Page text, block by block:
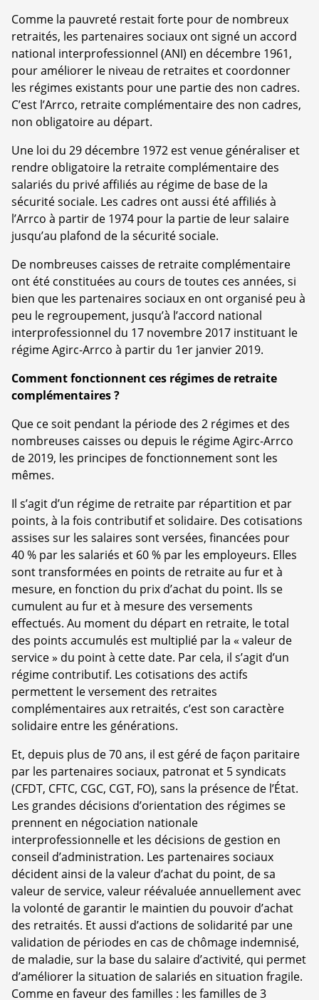
Comme la pauvreté restait forte pour de nombreux
retraités, les partenaires sociaux ont signé un accord
national interprofessionnel (ANI) en décembre 1961,
pour améliorer le niveau de retraites et coordonner
les régimes existants pour une partie des non cadres.
C’est l’Arrco, retraite complémentaire des non cadres,
non obligatoire au départ.
Une loi du 29 décembre 1972 est venue généraliser et
rendre obligatoire la retraite complémentaire des
salariés du privé affiliés au régime de base de la
sécurité sociale. Les cadres ont aussi été affiliés à
l’Arrco à partir de 1974 pour la partie de leur salaire
jusqu’au plafond de la sécurité sociale.
De nombreuses caisses de retraite complémentaire
ont été constituées au cours de toutes ces années, si
bien que les partenaires sociaux en ont organisé peu à
peu le regroupement, jusqu’à l’accord national
interprofessionnel du 17 novembre 2017 instituant le
régime Agirc-Arrco à partir du 1er janvier 2019.
Comment fonctionnent ces régimes de retraite
complémentaires ?
Que ce soit pendant la période des 2 régimes et des
nombreuses caisses ou depuis le régime Agirc-Arrco
de 2019, les principes de fonctionnement sont les
mêmes.
Il s’agit d’un régime de retraite par répartition et par
points, à la fois contributif et solidaire. Des cotisations
assises sur les salaires sont versées, financées pour
40 % par les salariés et 60 % par les employeurs. Elles
sont transformées en points de retraite au fur et à
mesure, en fonction du prix d’achat du point. Ils se
cumulent au fur et à mesure des versements
effectués. Au moment du départ en retraite, le total
des points accumulés est multiplié par la « valeur de
service » du point à cette date. Par cela, il s’agit d’un
régime contributif. Les cotisations des actifs
permettent le versement des retraites
complémentaires aux retraités, c’est son caractère
solidaire entre les générations.
Et, depuis plus de 70 ans, il est géré de façon paritaire
par les partenaires sociaux, patronat et 5 syndicats
(CFDT, CFTC, CGC, CGT, FO), sans la présence de l’État.
Les grandes décisions d’orientation des régimes se
prennent en négociation nationale
interprofessionnelle et les décisions de gestion en
conseil d’administration. Les partenaires sociaux
décident ainsi de la valeur d’achat du point, de sa
valeur de service, valeur réévaluée annuellement avec
la volonté de garantir le maintien du pouvoir d’achat
des retraités. Et aussi d’actions de solidarité par une
validation de périodes en cas de chômage indemnisé,
de maladie, sur la base du salaire d’activité, qui permet
d’améliorer la situation de salariés en situation fragile.
Comme en faveur des familles : les familles de 3